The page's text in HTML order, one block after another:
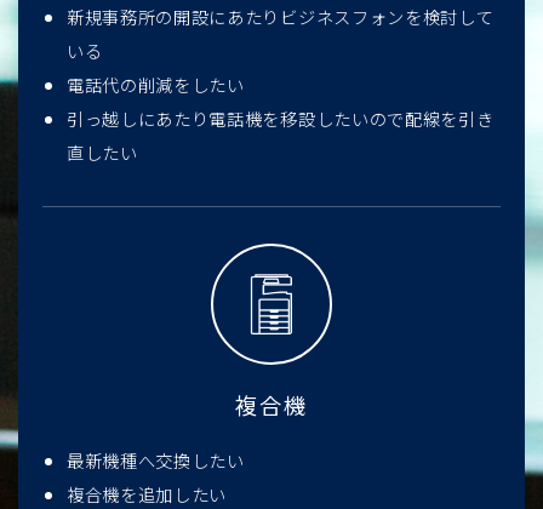
新規事務所の開設にあたりビジネスフォンを検討して
いる
電話代の削減をしたい
引っ越しにあたり電話機を移設したいので配線を引き
直したい
複合機
最新機種へ交換したい
複合機を追加したい